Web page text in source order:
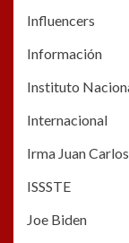
Influencers
Información
Instituto
Internacional
Irma Juan Carlos
ISSSTE
Joe Biden